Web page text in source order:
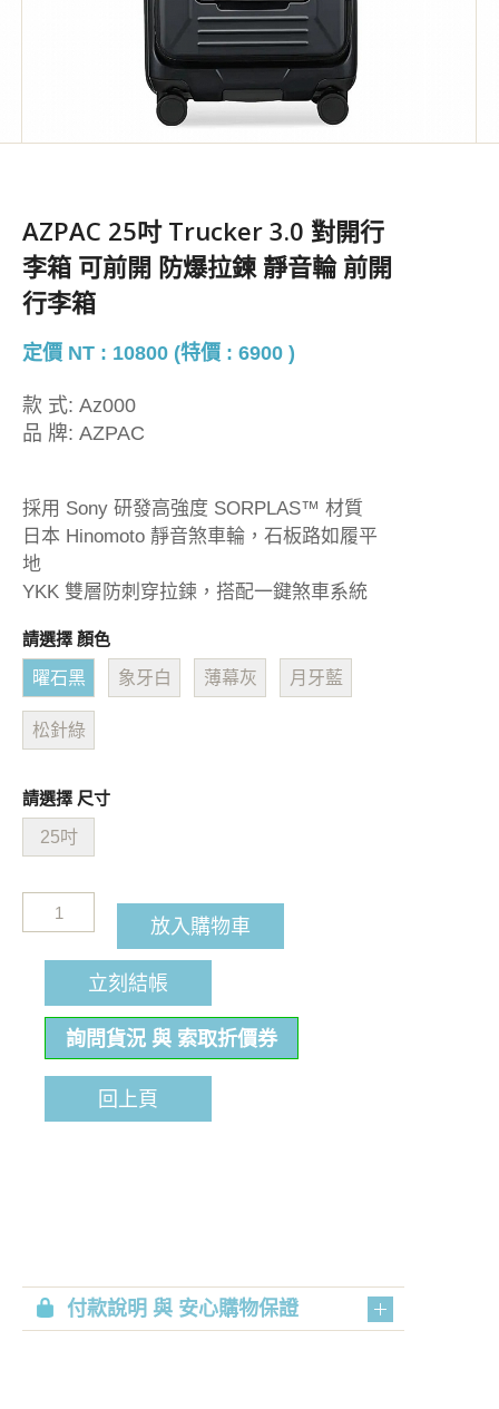
AZPAC 25吋 Trucker 3.0 對開行
李箱 可前開 防爆拉鍊 靜音輪 前開
行李箱
定價 NT : 10800 (特價 : 6900 )
款 式: Az000
品 牌: AZPAC
採用 Sony 研發高強度 SORPLAS™ 材質
日本 Hinomoto 靜音煞車輪，石板路如履平
地
YKK 雙層防刺穿拉鍊，搭配一鍵煞車系統
請選擇 顏色
曜石黑 象牙白 薄幕灰 月牙藍
松針綠
請選擇 尺寸
25吋
放入購物車
立刻結帳
詢問貨況 與 索取折價券
回上頁
付款說明 與 安心購物保證